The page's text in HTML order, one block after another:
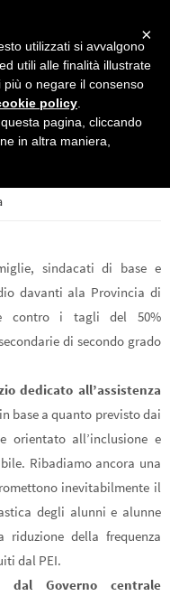
21
sindacati di base e
davanti ala Provincia di
contro i tagli del 50%
di secondo grado
dedicato all’assistenza
base a quanto previsto dai
orientato all’inclusione e
Ribadiamo ancora una
inevitabilmente il
degli alunni e alunne
della frequenza
dal PEI.
dal Governo centrale
×
utilizzati si avvalgono
utili alle finalità illustrate
più o negare il consenso
policy
pagina, cliccando
in altra maniera,